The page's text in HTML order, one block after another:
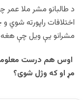
د طالبانو مشر ملا
اختلافات راپورته
مشرانو یې ویل چې
اوس هم درست معلومه
مړ او که وژل شوی؟